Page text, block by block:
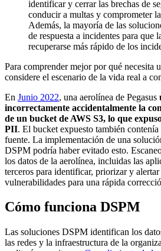
identificar y cerrar las brechas de
conducir a multas y comprometer
Además, la mayoría de las
de respuesta a incidentes para que
recuperarse más rápido de los
Para comprender mejor por qué necesita
considere el escenario de la vida real a
En Junio 2022, una aerolínea de Pegasus
incorrectamente accidentalmente la
de un bucket de AWS S3, lo que
PII. El bucket expuesto también
fuente. La implementación de una
DSPM podría haber evitado esto.
los datos de la aerolínea, incluidas las
terceros para identificar, priorizar y alertar
vulnerabilidades para una rápida
Cómo funciona DSPM
Las soluciones DSPM identifican los
las redes y la infraestructura de la